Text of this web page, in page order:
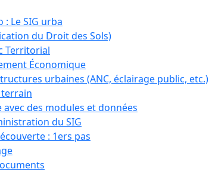
Le SIG urba
du Droit des Sols)
Territorial
Économique
urbaines (ANC, éclairage public, etc.)
terrain
avec des modules et données
du SIG
: 1ers pas